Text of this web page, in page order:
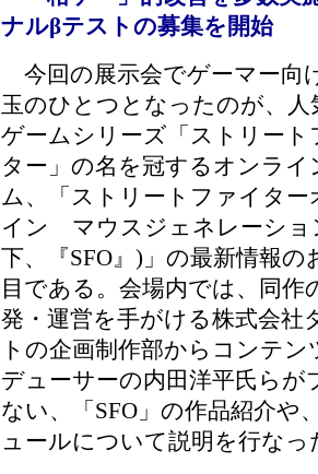
ナルβテストの募集を開始
今回の展示会でゲーマー向
玉のひとつとなったのが、人
ゲームシリーズ「ストリート
ター」の名を冠するオンライ
ム、「ストリートファイター
イン マウスジェネレーショ
下、『SFO』)」の最新情報の
目である。会場内では、同作
発・運営を手がける株式会社
トの企画制作部からコンテン
デューサーの内田洋平氏ら
ない、「SFO」の作品紹介や
ュールについて説明を行なっ